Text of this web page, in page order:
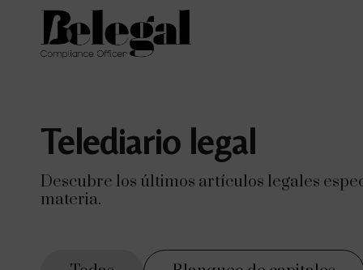
Telediario legal
Descubre los últimos artículos legales
materia.